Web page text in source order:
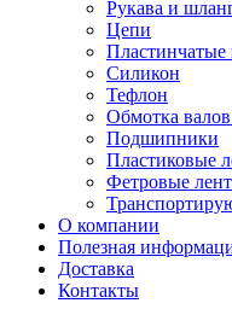
Рукава и
Цепи
Пластинчатые
Силикон
Тефлон
Обмотка
Подшипники
Пластиковые
Фетровые
О компании
Полезная
Доставка
Контакты